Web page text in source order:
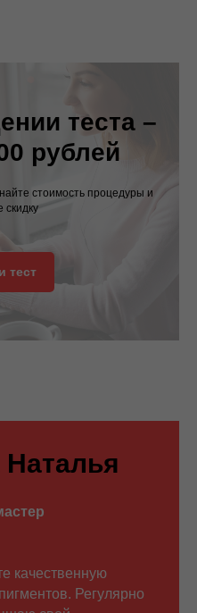
теста –
рублей
стоимость процедуры и
скидку
тест
Наталья
качественную
Регулярно